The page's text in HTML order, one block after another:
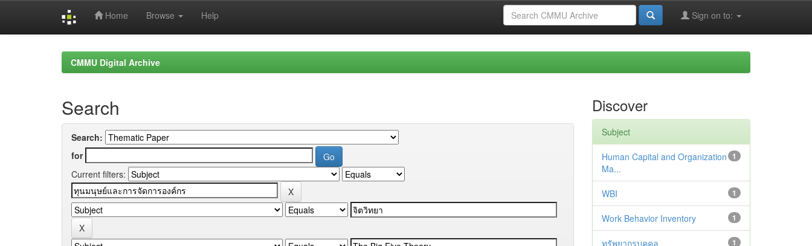
Home Browse Help Sign on to:
CMMU Digital Archive
Search
Search:
for
Current filters:
Discover
Subject
1
Human Capital and Organization
Ma...
1
WBI
1
Work Behavior Inventory
1
ทรัพยากรบุคคล